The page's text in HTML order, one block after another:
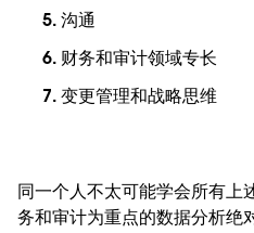
沟通
财务和审计领域专长
变更管理和战略思维
同一个人不太可能学会所有上
务和审计为重点的数据分析绝